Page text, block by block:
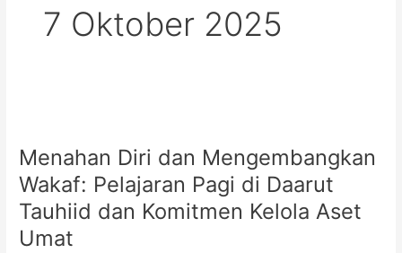
7 Oktober 2025
Menahan Diri dan Mengembangkan
Wakaf: Pelajaran Pagi di Daarut
Tauhiid dan Komitmen Kelola Aset
Umat
dan
Mengembangkan
Wakaf:
Pelajaran
Pagi